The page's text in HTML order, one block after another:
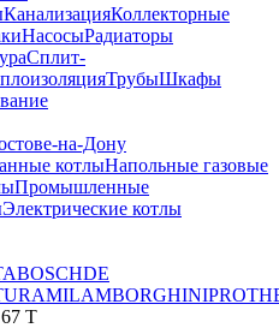
КанализацияКоллекторные
НасосыРадиаторы
Сплит-
ТрубыШкафы
на-Дону
котлыНапольные газовые
Промышленные
Электрические котлы
BOSCHDE
LAMBORGHINI
T